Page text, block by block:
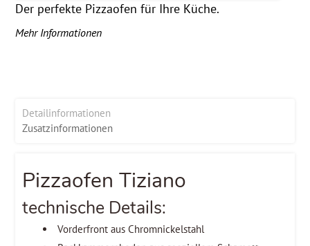
Der perfekte Pizzaofen für Ihre Küche.
Mehr Informationen
Detailinformationen
Zusatzinformationen
Pizzaofen Tiziano
technische Details:
Vorderfront aus Chromnickelstahl